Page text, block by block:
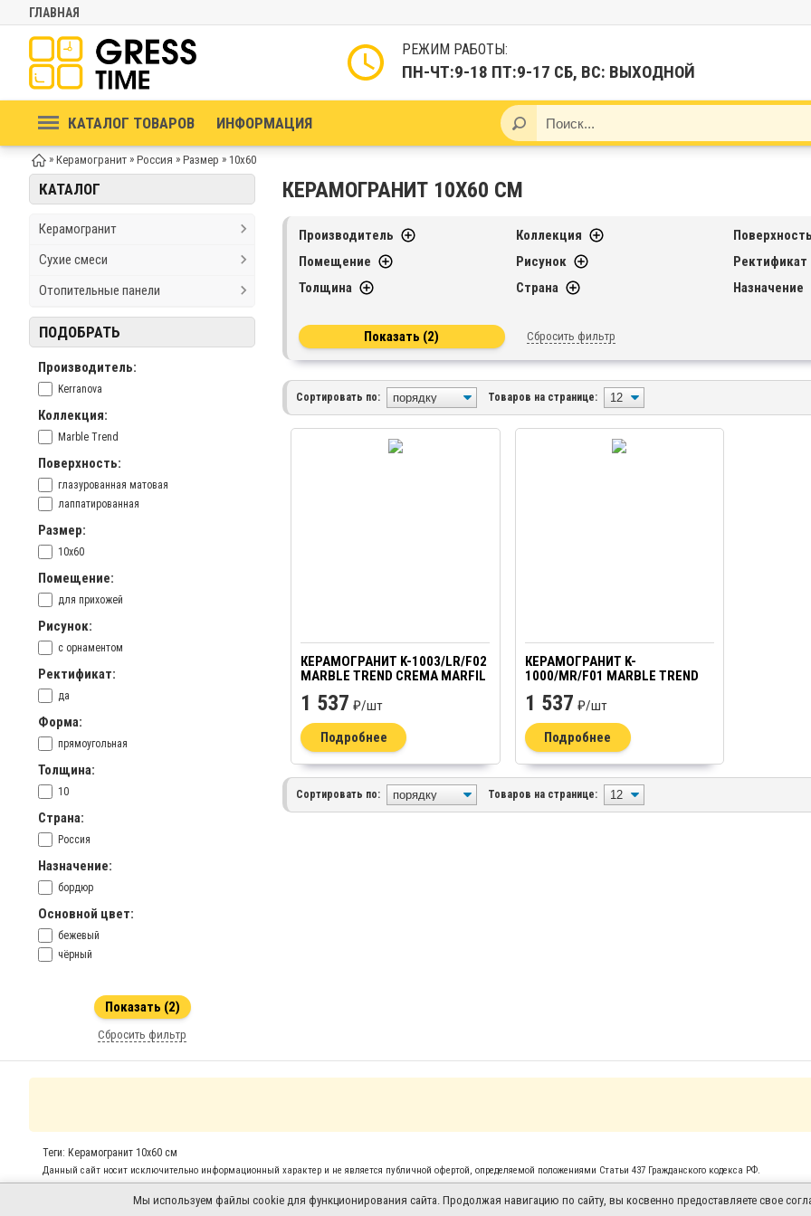
ГЛАВНАЯ
РЕЖИМ РАБОТЫ:
ПН-ЧТ:9-18 ПТ:9-17 СБ, ВС: ВЫХОДНОЙ
КАТАЛОГ ТОВАРОВ ИНФОРМАЦИЯ
» Керамогранит » Россия » Размер » 10x60
КАТАЛОГ
Керамогранит
Сухие смеси
Отопительные панели
ПОДОБРАТЬ
Производитель:
Kerranova
Коллекция:
Marble Trend
Поверхность:
глазурованная матовая
лаппатированная
Размер:
10x60
Помещение:
для прихожей
Рисунок:
с орнаментом
Ректификат:
да
Форма:
прямоугольная
Толщина:
10
Страна:
Россия
Назначение:
бордюр
Основной цвет:
бежевый
чёрный
Сбросить фильтр
КЕРАМОГРАНИТ 10X60 СМ
Производитель Коллекция
Помещение
Рисунок
Ректификат
Толщина
Страна Назначение
Сбросить фильтр
Сортировать по: Товаров на странице:
КЕРАМОГРАНИТ K-1003/LR/F02
MARBLE TREND CREMA MARFIL
1 537 ₽/шт
Подробнее
КЕРАМОГРАНИТ K-
1000/MR/F01 MARBLE TREND
1 537 ₽/шт
Подробнее
Сортировать по: Товаров на странице:
Теги: Керамогранит 10x60 см
Данный сайт носит исключительно информационный характер и не является публичной офертой, определяемой положениями Статьи 437 Гражданского кодекса РФ.
Мы используем файлы cookie для функционирования сайта. Продолжая навигацию по сайту, вы косвенно предоставляете свое